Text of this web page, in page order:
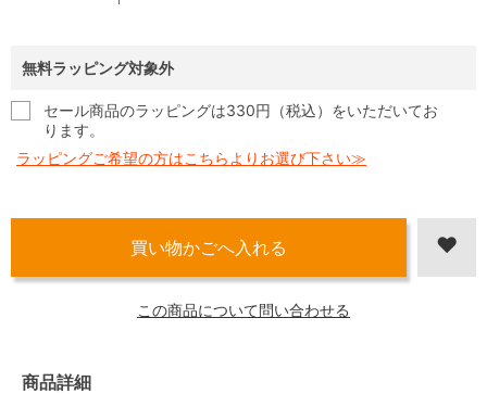
無料ラッピング対象外
セール商品のラッピングは330円（税込）をいただいてお
ります。
ラッピングご希望の方はこちらよりお選び下さい≫
この商品について問い合わせる
商品詳細